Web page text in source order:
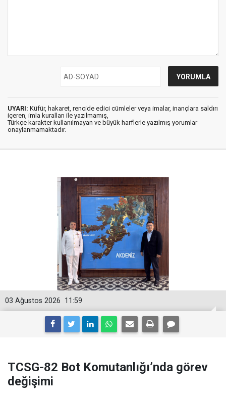
UYARI: Küfür, hakaret, rencide edici cümleler veya imalar, inançlara saldırı
içeren, imla kuralları ile yazılmamış,
Türkçe karakter kullanılmayan ve büyük harflerle yazılmış yorumlar
onaylanmamaktadır.
11:59
03 Ağustos 2026
TCSG-82 Bot Komutanlığı’nda görev
değişimi